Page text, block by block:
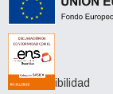
Accesibilidad